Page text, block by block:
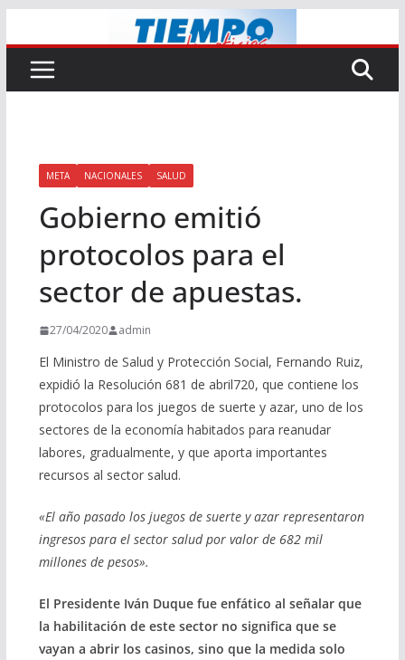
al
contenido
META NACIONALES SALUD
Gobierno emitió
protocolos para el
sector de apuestas.
27/04/2020 admin
El Ministro de Salud y Protección Social, Fernando Ruiz,
expidió la Resolución 681 de abril720, que contiene los
protocolos para los juegos de suerte y azar, uno de los
sectores de la economía habitados para reanudar
labores, gradualmente, y que aporta importantes
recursos al sector salud.
«El año pasado los juegos de suerte y azar representaron
ingresos para el sector salud por valor de 682 mil
millones de pesos».
El Presidente Iván Duque fue enfático al señalar que
la habilitación de este sector no significa que se
vayan a abrir los casinos, sino que la medida solo